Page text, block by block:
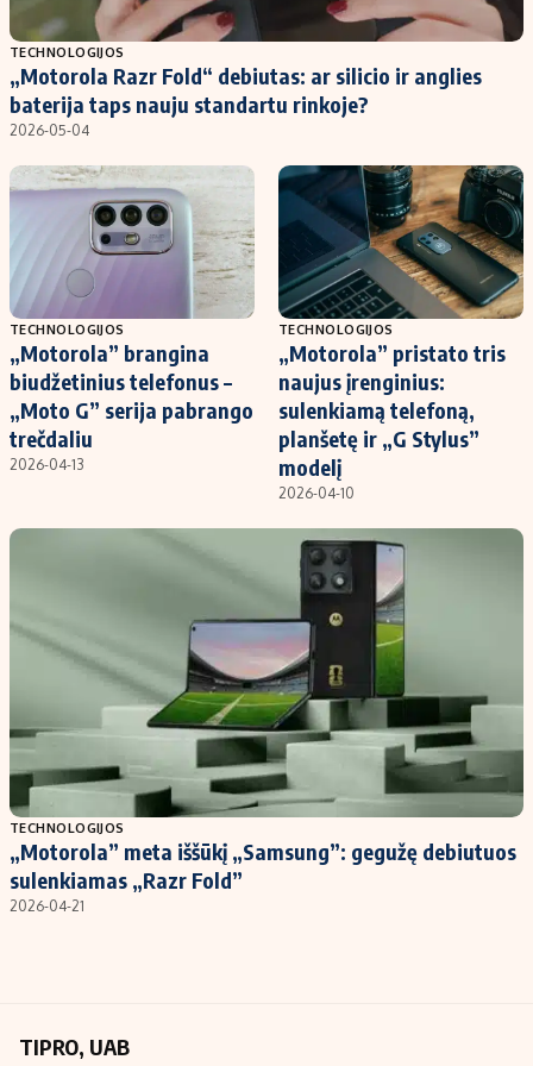
Populiarios temos
Investavimas
Akcijų rinka
Saulės elektrinės
Kriptovaliutos
Migracija
Titulinis
Nedarbo išmokos skaičiuoklė
Indėlių skaičiuoklė
Būsto finansai
Įdomios naujienos
Redakcija
Apie mus
Redakcijos politika
Privatumo politika
TECHNOLOGIJOS
„Motorola Razr Fold“ debiutas: ar silicio ir anglies
baterija taps nauju standartu rinkoje?
2026-05-04
TECHNOLOGIJOS
„Motorola” brangina
biudžetinius telefonus –
„Moto G” serija pabrango
trečdaliu
2026-04-13
TECHNOLOGIJOS
„Motorola” pristato tris
naujus įrenginius:
sulenkiamą telefoną,
planšetę ir „G Stylus”
modelį
2026-04-10
TECHNOLOGIJOS
„Motorola” meta iššūkį „Samsung”: gegužę debiutuos
sulenkiamas „Razr Fold”
2026-04-21
TIPRO, UAB